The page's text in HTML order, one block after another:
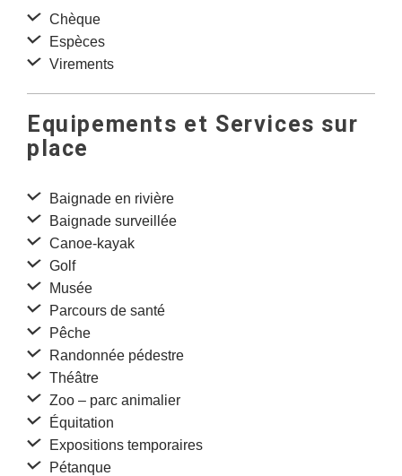
Chèque
Espèces
Virements
Equipements et Services sur
place
Baignade en rivière
Baignade surveillée
Canoe-kayak
Golf
Musée
Parcours de santé
Pêche
Randonnée pédestre
Théâtre
Zoo – parc animalier
Équitation
Expositions temporaires
Pétanque